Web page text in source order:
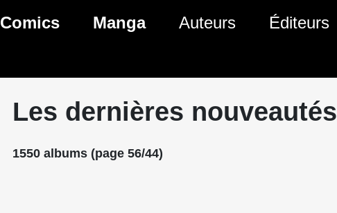
Comics
Prochaines sorties Comics
Manga
Prochaines sorties Manga
Auteurs Éditeurs
Les dernières nouveautés
1550 albums (page 56/44)